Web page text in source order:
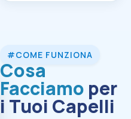
#COME FUNZIONA
Cosa
Facciamo per
i Tuoi Capelli